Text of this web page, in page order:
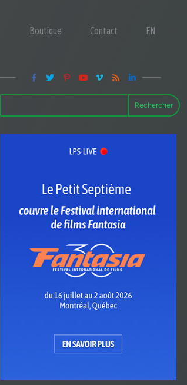
Boutique Contact EN
Rechercher